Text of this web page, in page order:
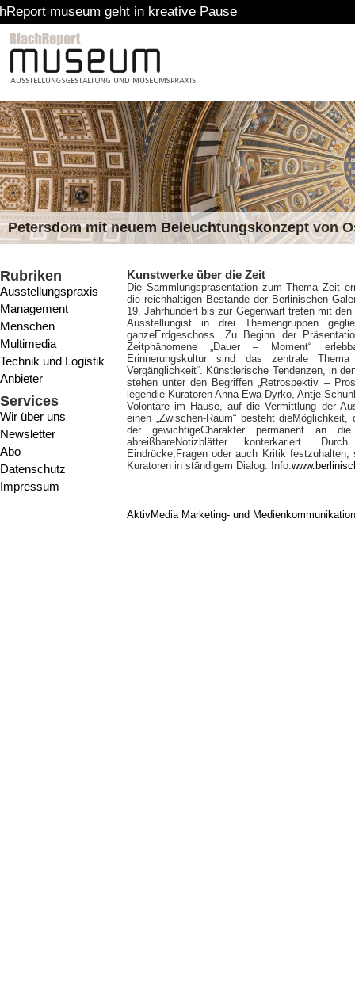
geht in kreative Pause
Petersdom mit neuem Beleuchtungskonzept von
Rubriken
Ausstellungspraxis
Management
Menschen
Multimedia
Technik und Logistik
Anbieter
Services
Wir über uns
Newsletter
Abo
Datenschutz
Impressum
Kunstwerke über die Zeit
Die Sammlungspräsentation zum Thema Zeit
die reichhaltigen Bestände der Berlinischen
19. Jahrhundert bis zur Gegenwart treten mit
Ausstellungist in drei Themengruppen
ganzeErdgeschoss. Zu Beginn der
Zeitphänomene „Dauer – Moment“
Erinnerungskultur sind das zentrale
Vergänglichkeit“. Künstlerische Tendenzen, in
stehen unter den Begriffen „Retrospektiv –
legendie Kuratoren Anna Ewa Dyrko, Antje
Volontäre im Hause, auf die Vermittlung der
einen „Zwischen-Raum“ besteht
der gewichtigeCharakter permanent an
abreißbareNotizblätter konterkariert.
Eindrücke,Fragen oder auch Kritik
Kuratoren in ständigem Dialog. Info:
AktivMedia Marketing- und